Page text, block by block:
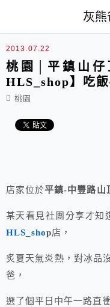
灰熊
2013.07.22
桃園│平鎮山仔
HLS_shop】吃飯
桃園
店家位於平鎮-中豐路山
某天看見社團分享才知
HLS_shop店，
炙夏天氣炎熱，對冰品
爸，
選了個平日中午一路直